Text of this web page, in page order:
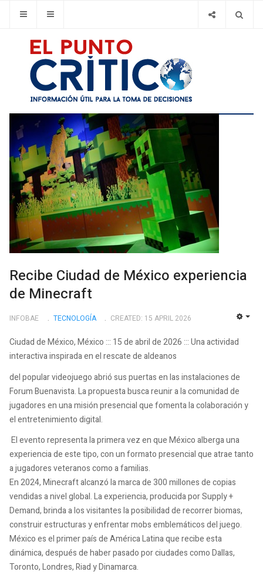
Recibe Ciudad de México experiencia
de Minecraft
INFOBAE TECNOLOGÍ­A CREATED: 15 APRIL 2026
Ciudad de México, México ::: 15 de abril de 2026 ::: Una actividad
interactiva inspirada en el rescate de aldeanos
del popular videojuego abrió sus puertas en las instalaciones de
Forum Buenavista. La propuesta busca reunir a la comunidad de
jugadores en una misión presencial que fomenta la colaboración y
el entretenimiento digital.
El evento representa la primera vez en que México alberga una
experiencia de este tipo, con un formato presencial que atrae tanto
a jugadores veteranos como a familias.
En 2024, Minecraft alcanzó la marca de 300 millones de copias
vendidas a nivel global. La experiencia, producida por Supply +
Demand, brinda a los visitantes la posibilidad de recorrer biomas,
construir estructuras y enfrentar mobs emblemáticos del juego.
México es el primer país de América Latina que recibe esta
dinámica, después de haber pasado por ciudades como Dallas,
Toronto, Londres, Riad y Dinamarca.